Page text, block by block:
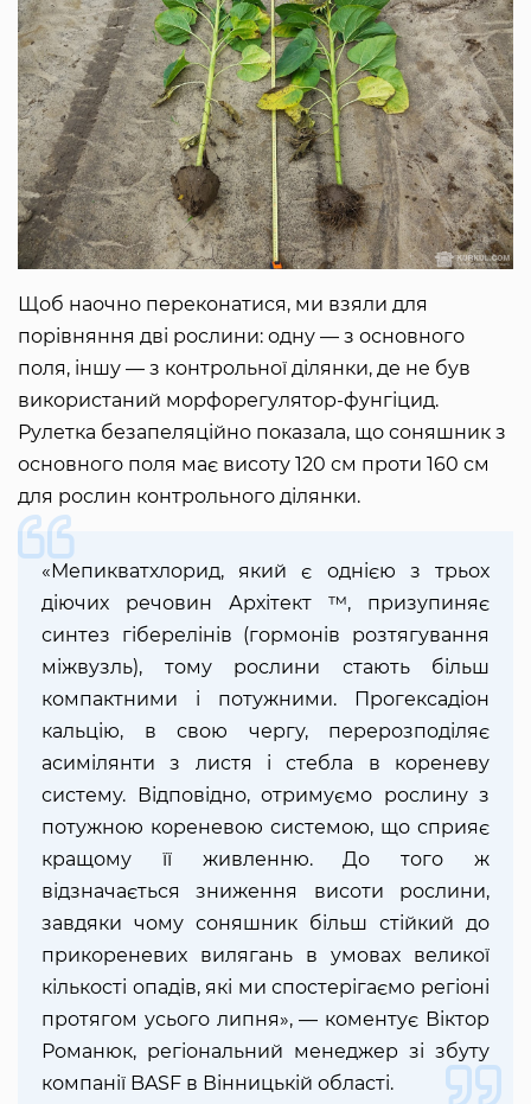
Щоб наочно переконатися, ми взяли для
порівняння дві рослини: одну — з основного
поля, іншу — з контрольної ділянки, де не був
використаний морфорегулятор-фунгіцид.
Рулетка безапеляційно показала, що соняшник з
основного поля має висоту 120 см проти 160 см
для рослин контрольного ділянки.
«Мепикватхлорид, який є однією з трьох
діючих речовин Архітект ™, призупиняє
синтез гіберелінів (гормонів розтягування
міжвузль), тому рослини стають більш
компактними і потужними. Прогексадіон
кальцію, в свою чергу, перерозподіляє
асимілянти з листя і стебла в кореневу
систему. Відповідно, отримуємо рослину з
потужною кореневою системою, що сприяє
кращому її живленню. До того ж
відзначається зниження висоти рослини,
завдяки чому соняшник більш стійкий до
прикореневих вилягань в умовах великої
кількості опадів, які ми спостерігаємо регіоні
протягом усього липня», — коментує Віктор
Романюк, регіональний менеджер зі збуту
компанії BASF в Вінницькій області.